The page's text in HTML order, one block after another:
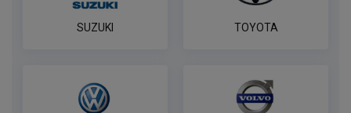
SUZUKI TOYOTA